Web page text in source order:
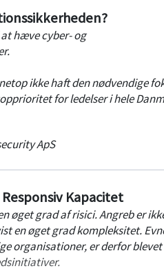
to delivery of updates. View
resilient infrastructure.
hæve cyber- og
ikke haft den nødvendige
for ledelser i hele
ApS
Kapacitet
øget grad af risici. Angreb er
en øget grad kompleksitet.
organisationer, er derfor blevet